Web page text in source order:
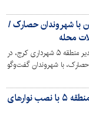
و اداره بهداشت خبر
با شهروندان حصارک /
محله
اعضای شورای اسلامی شهر و مدیر منطقه ۵ شهرداری کرج، در
با شهروندان گفت‌وگو
مختلف خدمات شهری
ارتقای تجهیزات ایمنی در منطقه ۵ با نصب نوارهای